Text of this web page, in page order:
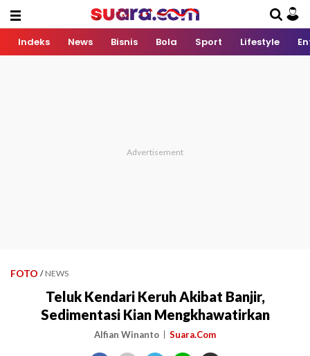
Indeks News Bisnis Bola Sport Lifestyle
FOTO / NEWS
Teluk Kendari Keruh Akibat Banjir,
Sedimentasi Kian Mengkhawatirkan
Alfian Winanto Suara.Com